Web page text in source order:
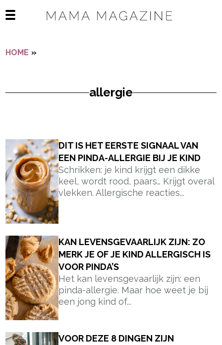
Open het mobiele menu
HOME »
allergie
DIT IS HET EERSTE SIGNAAL VAN
EEN PINDA-ALLERGIE BIJ JE KIND
Schrikken: je kind krijgt een dikke
keel, wordt rood, paars… Krijgt overal
vlekken. Allergische reacties...
KAN LEVENSGEVAARLIJK ZIJN: ZO
MERK JE OF JE KIND ALLERGISCH IS
VOOR PINDA’S
Het kan levensgevaarlijk zijn: een
pinda-allergie. Maar hoe weet je bij
een jong kind of...
VOOR DEZE 8 DINGEN ZIJN